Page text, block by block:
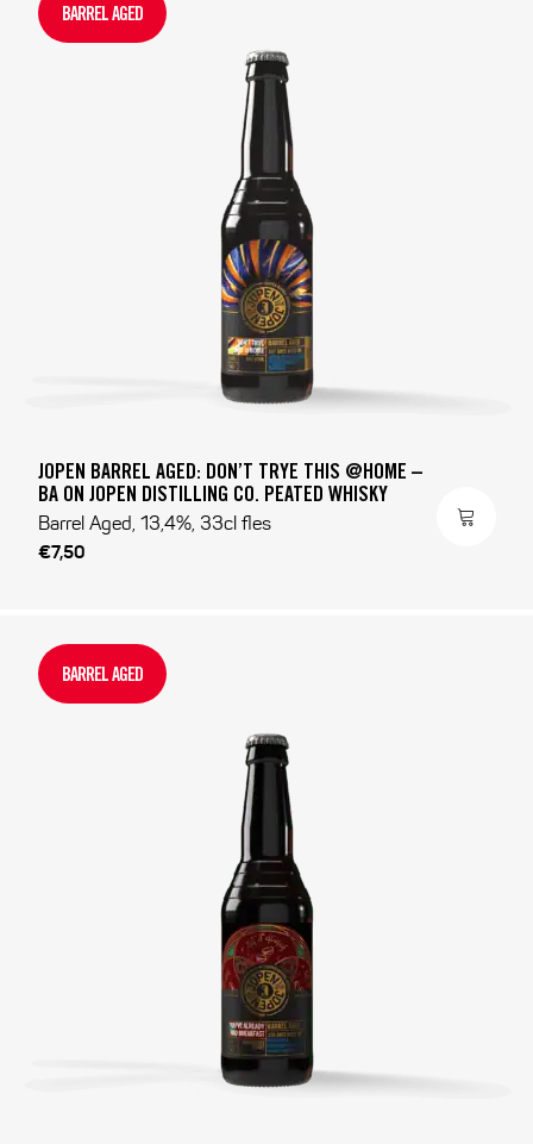
BARREL AGED
JOPEN BARREL AGED: DON’T TRYE THIS @HOME –
BA ON JOPEN DISTILLING CO. PEATED WHISKY
Barrel Aged, 13,4%, 33cl fles
€7,50
BARREL AGED